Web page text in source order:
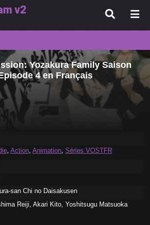
v2
Yozakura Family Saison
4 en Français
, Action, Animation, Séries VOSTFR
san Chi no Daisakusen
Reiji, Akari Kito, Yoshitsugu Matsuoka